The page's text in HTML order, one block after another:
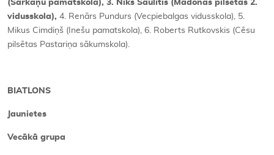
(Sarkaņu pamatskola), 3. Niks Saulītis (Madonas pilsētas 2.
vidusskola), 4. Renārs Pundurs (Vecpiebalgas vidusskola), 5.
Mikus Cimdiņš (Inešu pamatskola), 6. Roberts Rutkovskis (Cēsu
pilsētas Pastariņa sākumskola).
BIATLONS
Jaunietes
Vecākā grupa